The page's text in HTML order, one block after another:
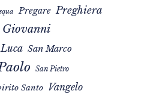
Pregare Preghiera
Giovanni
San Marco
San Pietro
Santo Vangelo